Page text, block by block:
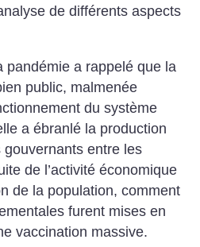
de différents aspects
pandémie a rappelé que la
public, malmenée
du système
a ébranlé la production
entre les
de l’activité économique
de la population, comment
furent mises en
vaccination massive.